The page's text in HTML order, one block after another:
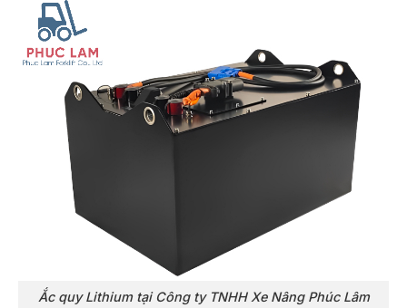
Ắc quy Lithium tại Công ty TNHH Xe Nâng Phúc Lâm